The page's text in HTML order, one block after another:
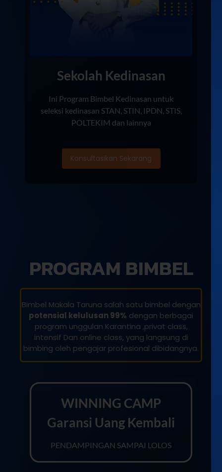
Sekolah Kedinasan
Ini Program Bimbel Kedinasan untuk
seleksi kedinasan STAN, STIN, IPDN, STIS,
POLTEKIM dan lainnya
Konsultasikan Sekarang
PROGRAM BIMBEL
Bimbel Makala Taruna salah satu bimbel dengan
potensial kelulusan 99% dengan berbagai
program unggulan Karantina ,privat class,
intensif Dan online class, yang langsung di
bimbing oleh pengajar profesional dibidangnya.
WINNING CAMP
Garansi Uang Kembali
PENDAMPINGAN SAMPAI LOLOS